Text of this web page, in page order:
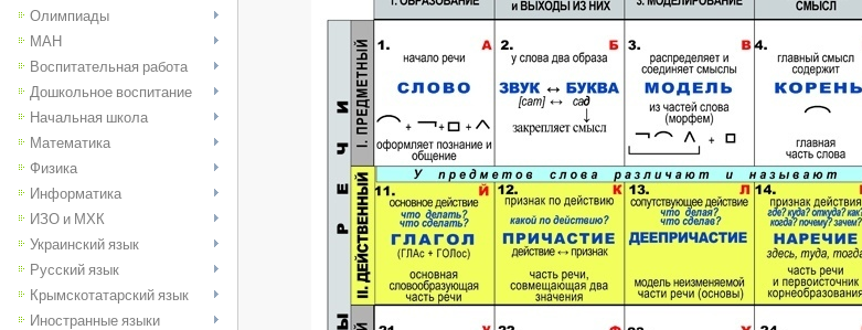
Олимпиады
МАН
Воспитательная работа
Дошкольное воспитание
Начальная школа
Математика
Физика
Информатика
ИЗО и МХК
Украинский язык
Русский язык
Крымскотатарский язык
Иностранные языки